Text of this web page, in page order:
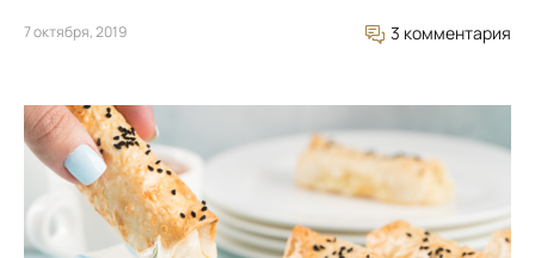
7 октября, 2019 3 комментария